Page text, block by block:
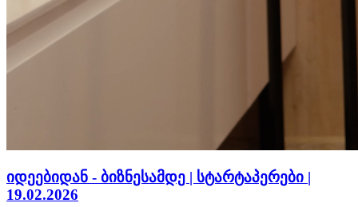
იდეებიდან - ბიზნესამდე | სტარტაპერები |
19.02.2026